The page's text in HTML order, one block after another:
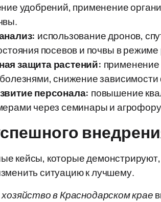
удобрений, применение
использование дронов,
посевов и почвы в
защита растений: применение
снижение зависимости
персонала: повышение
через семинары и
кейсы, которые
ситуацию к лучшему.
в Краснодарском крае